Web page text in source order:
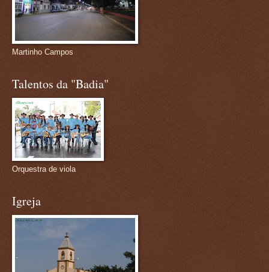
Martinho Campos
Talentos da "Badia"
Orquestra de viola
Igreja